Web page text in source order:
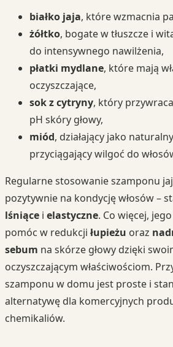
białko jaja, które wzmacnia
żółtko, bogate w tłuszcze i
do intensywnego nawilżenia,
płatki mydlane, które mają
oczyszczające,
sok z cytryny, który
pH skóry głowy,
miód, działający jako
przyciągający wilgoć do
Regularne stosowanie szamponu
pozytywnie na kondycję włosów –
lśniące i elastyczne. Co więcej,
pomóc w redukcji łupieżu oraz
sebum na skórze głowy dzięki
oczyszczającym właściwościom.
szamponu w domu jest proste i
alternatywę dla komercyjnych
chemikaliów.